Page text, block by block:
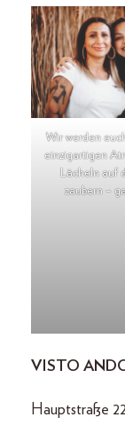
Wir werden
einzigartigen
Lächeln auf
zaubern –
VISTO
Hauptstraße